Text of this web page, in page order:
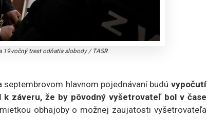
19-ročný trest odňatia slobody/ TASR
septembrovom hlavnom pojednávaní budú vypočutí
k záveru, že by pôvodný vyšetrovateľ bol v čase
obhajoby o možnej zaujatosti vyšetrovateľa